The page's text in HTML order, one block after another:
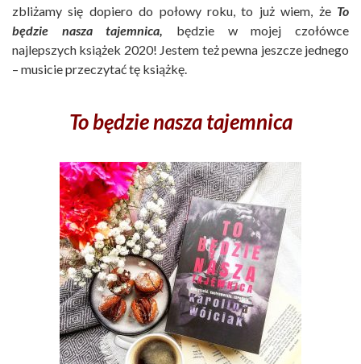
zbliżamy się dopiero do połowy roku, to już wiem, że To
będzie nasza tajemnica, będzie w mojej czołówce
najlepszych książek 2020! Jestem też pewna jeszcze jednego
– musicie przeczytać tę książkę.
To będzie nasza tajemnica